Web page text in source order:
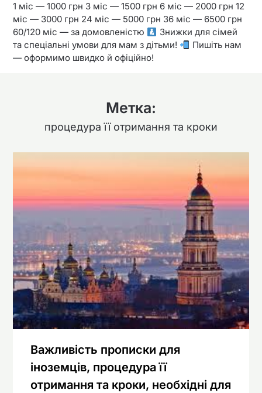
1 міс — 1000 грн 3 міс — 1500 грн 6 міс — 2000 грн 12
міс — 3000 грн 24 міс — 5000 грн 36 міс — 6500 грн
60/120 міс — за домовленістю
Знижки для сімей
та спеціальні умови для мам з дітьми!
Пишіть нам
— оформимо швидко й офіційно!
Метка:
процедура її отримання та кроки
Важливість прописки для
іноземців, процедура її
отримання та кроки, необхідні для